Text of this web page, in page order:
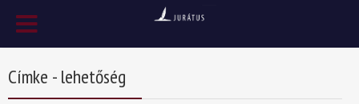
Címke - lehetőség